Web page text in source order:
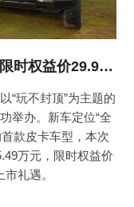
为专业玩家而来！纵横F700上市限时权益价29.99万元起
“玩不封顶”为主题的
举办。新车定位“全
款皮卡车型，本次
万元，限时权益价
礼遇。